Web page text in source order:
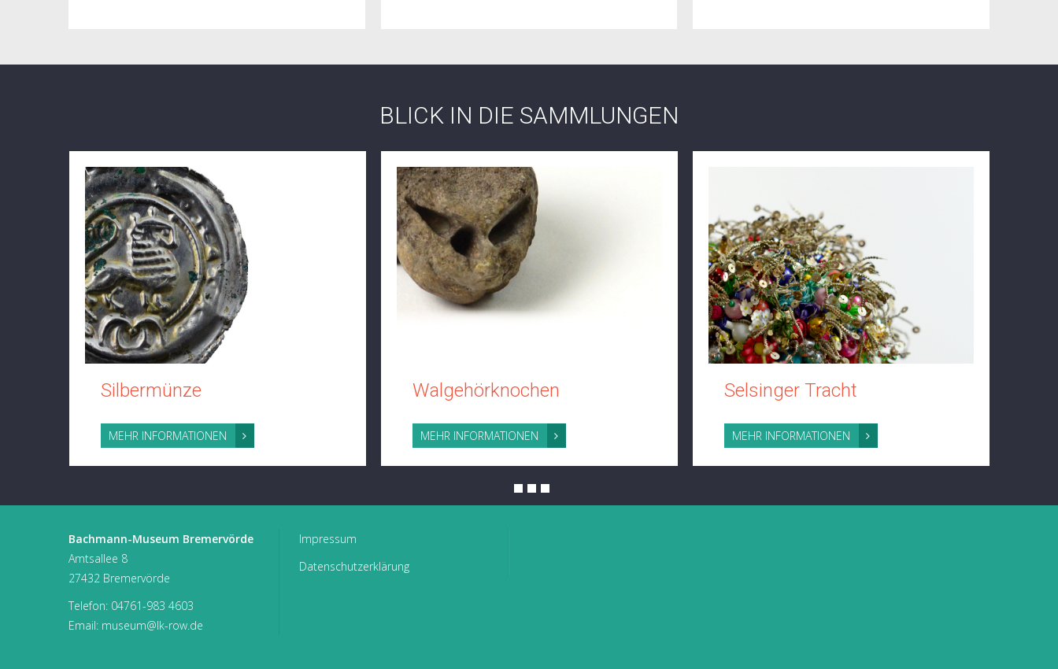
BLICK IN DIE SAMMLUNGEN
Silbermünze
MEHR INFORMATIONEN
Walgehörknochen
MEHR INFORMATIONEN
Selsinger Tracht
MEHR INFORMATIONEN
Bachmann-Museum Bremervörde
Amtsallee 8
27432 Bremervörde
Telefon: 04761-983 4603
Email: museum@lk-row.de
Impressum
Datenschutzerklärung